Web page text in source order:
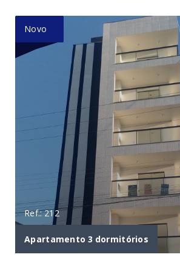
Novo
Ref.: 212
Apartamento 3 dormitórios